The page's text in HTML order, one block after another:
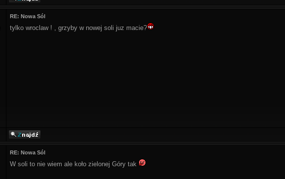
RE: Nowa Sól
tylko wroclaw ! , grzyby w nowej soli juz macie?
RE: Nowa Sól
W soli to nie wiem ale koło zielonej Góry tak